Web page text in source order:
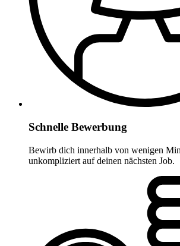
Schnelle Bewerbung
Bewirb dich innerhalb von wenigen
unkompliziert auf deinen nächsten Job.